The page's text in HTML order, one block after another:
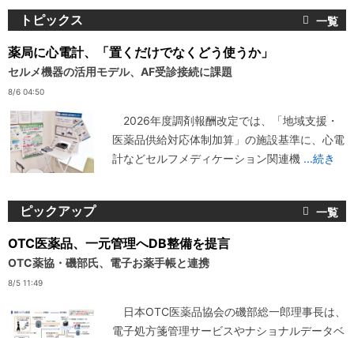
トピックス
薬局に心電計、「置くだけでなくどう使うか」
セルメ機器の活用モデル、AF受診接続に課題
8/6 04:50
2026年度調剤報酬改定では、「地域支援・
医薬品供給対応体制加算」の施設基準に、心電
計などセルフメディケーション関連機 ...続き
ピックアップ
OTC医薬品、一元管理へDB整備を提言
OTC薬協・磯部氏、電子お薬手帳と連携
8/5 11:49
日本OTC医薬品協会の磯部総一郎理事長は、
電子処方箋管理サービスやナショナルデータベ